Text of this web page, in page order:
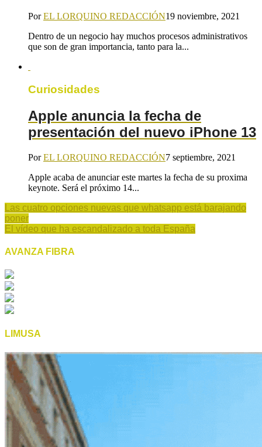
PorEL LORQUINO REDACCIÓN19 noviembre, 2021
Dentro de un negocio hay muchos procesos administrativos
que son de gran importancia, tanto para la...
Curiosidades
Apple anuncia la fecha de
presentación del nuevo iPhone 13
PorEL LORQUINO REDACCIÓN7 septiembre, 2021
Apple acaba de anunciar este martes la fecha de su proxima
keynote. Será el próximo 14...
Las cuatro opciones nuevas que whatsapp está barajando
poner
El vídeo que ha escandalizado a toda España
AVANZA FIBRA
LIMUSA